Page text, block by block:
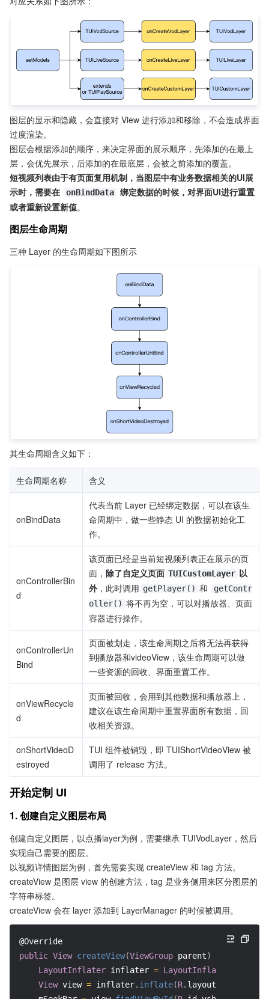
图层的显示和隐藏，会直接对 View 进行添加和移除，不会造成界面
过度渲染。
图层会根据添加的顺序，来决定界面的展示顺序，先添加的在最上
层，会优先展示，后添加的在最底层，会被之前添加的覆盖。
短视频列表由于有页面复用机制，当图层中有业务数据相关的UI展
示时，需要在
onBindData
绑定数据的时候，对界面UI进行重置
或者重新设置新值。
图层生命周期
三种 Layer 的生命周期如下图所示
其生命周期含义如下：
生命周期名称 含义
onBindData
代表当前 Layer 已经绑定数据，可以在该生
命周期中，做一些静态 UI 的数据初始化工
作。
onControllerBin
d
该页面已经是当前短视频列表正在展示的页
面， 除了自定义页面 TUICustomLayer 以
外，此时调用 getPlayer() 和
getContr
oller() 将不再为空，可以对播放器、页面
容器进行操作。
onControllerUn
Bind
页面被划走，该生命周期之后将无法再获得
到播放器和videoView，该生命周期可以做
一些资源的回收、界面重置工作。
onViewRecycle
d
页面被回收，会用到其他数据和播放器上，
建议在该生命周期中重置界面所有数据，回
收相关资源。
onShortVideoD
estroyed
TUI 组件被销毁，即 TUIShortVideoView 被
调用了 release 方法。
开始定制 UI
1. 创建自定义图层布局
创建自定义图层，以点播layer为例，需要继承 TUIVodLayer，然后
实现自己需要的图层。
以视频详情图层为例，首先需要实现 createView 和 tag 方法。
createView 是图层 view 的创建方法，tag 是业务侧用来区分图层的
字符串标签。
createView 会在 layer 添加到 LayerManager 的时候被调用。
@Override
public View createView(ViewGroup parent)
LayoutInflater inflater = LayoutInflater
View view = inflater. inflate(R. layout